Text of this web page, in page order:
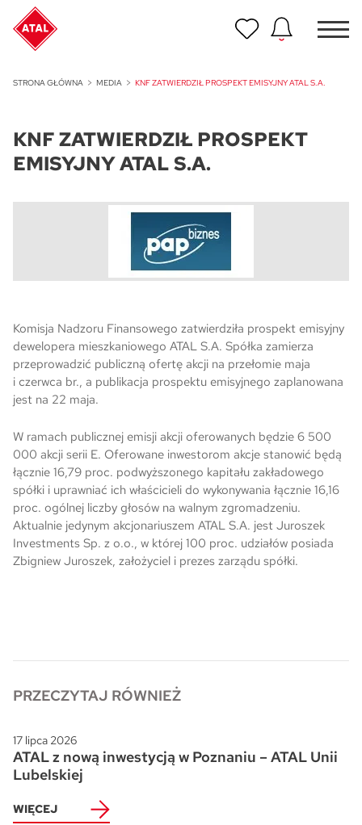
STRONA GŁÓWNA MEDIA KNF ZATWIERDZIŁ PROSPEKT EMISYJNY ATAL S.A.
KNF ZATWIERDZIŁ PROSPEKT
EMISYJNY ATAL S.A.
Komisja Nadzoru Finansowego zatwierdziła prospekt emisyjny
dewelopera mieszkaniowego ATAL S.A. Spółka zamierza
przeprowadzić publiczną ofertę akcji na przełomie maja
i czerwca br., a publikacja prospektu emisyjnego zaplanowana
jest na 22 maja.
W ramach publicznej emisji akcji oferowanych będzie 6 500
000 akcji serii E. Oferowane inwestorom akcje stanowić będą
łącznie 16,79 proc. podwyższonego kapitału zakładowego
spółki i uprawniać ich właścicieli do wykonywania łącznie 16,16
proc. ogólnej liczby głosów na walnym zgromadzeniu.
Aktualnie jedynym akcjonariuszem ATAL S.A. jest Juroszek
Investments Sp. z o.o., w której 100 proc. udziałów posiada
Zbigniew Juroszek, założyciel i prezes zarządu spółki.
PRZECZYTAJ RÓWNIEŻ
17 lipca 2026
ATAL z nową inwestycją w Poznaniu – ATAL Unii
Lubelskiej
WIĘCEJ
ATAL Unii Lubelskiej w Poznaniu
Nowość
ATAL Ville przy Białej
Program Poleceń ATAL
Polecaj i zyskaj nawet 5 000 zł
ATAL Floriana w Szczecinie
NOWOŚĆ
ATAL Ruczaj w Krakowie
Skwer Witosa w Piastowie